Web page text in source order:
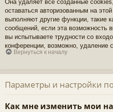
Она удаляет все созданные
оставаться авторизованным на
выполняют другие функции, такие
сообщений, если эта возможность
вы испытываете трудности со
конференции, возможно, удаление
Вернуться к началу
Параметры и настройки
Как мне изменить мои